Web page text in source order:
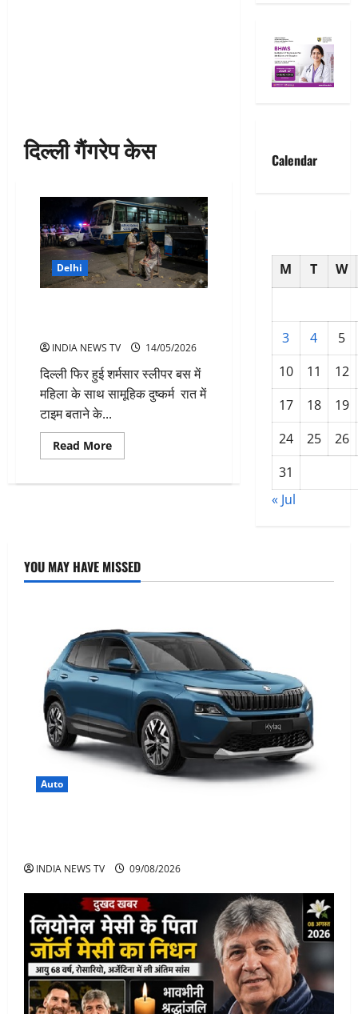
दिल्ली गैंगरेप केस
Delhi
INDIA NEWS TV 14/05/2026
दिल्ली फिर हुई शर्मसार स्लीपर बस में
महिला के साथ सामूहिक दुष्कर्म रात में
टाइम बताने के...
Read MoreRead
more
स्लीपर
सनसनी
Calendar
M T W
3 4
5
10
11
12
17
18
19
24
25
26
31
« Jul
YOU MAY HAVE MISSED
Auto
INDIA NEWS TV 09/08/2026